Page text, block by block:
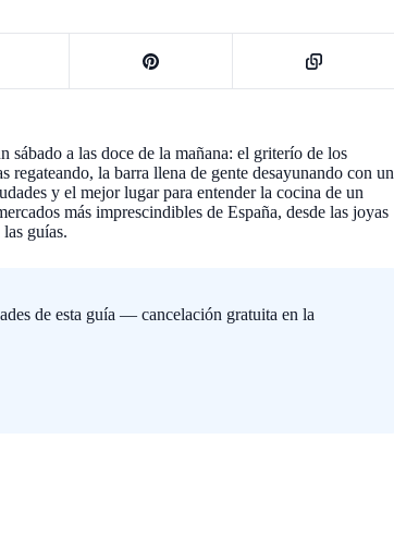
sábado a las doce de la mañana: el griterío de los
regateando, la barra llena de gente desayunando con un
y el mejor lugar para entender la cocina de un
más imprescindibles de España, desde las joyas
guías.
de esta guía — cancelación gratuita en la